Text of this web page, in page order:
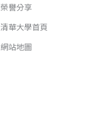
榮譽分享
清華大學首頁
網站地圖